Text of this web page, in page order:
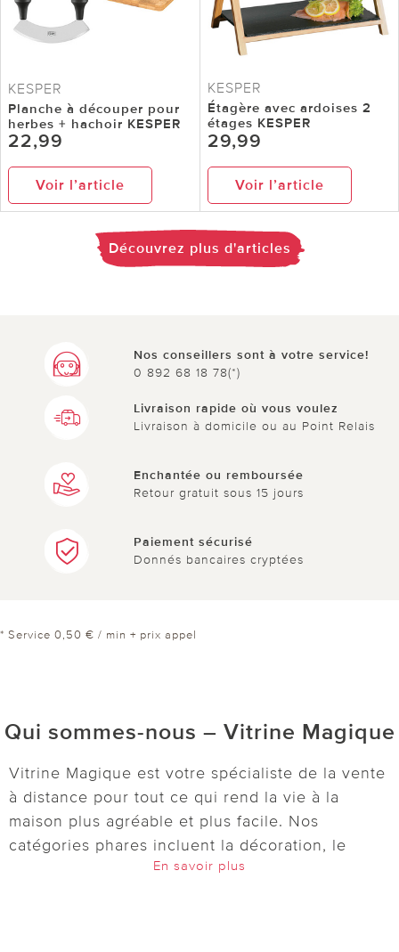
KESPER
Planche à découper pour
herbes + hachoir KESPER
22,99
Voir l’article
KESPER
Étagère avec ardoises 2
étages KESPER
29,99
Voir l’article
Découvrez plus d'articles
Nos conseillers sont à votre service!
0 892 68 18 78(*)
Livraison rapide où vous voulez
Livraison à domicile ou au Point Relais
Enchantée ou remboursée
Retour gratuit sous 15 jours
Paiement sécurisé
Donnés bancaires cryptées
* Service 0,50 € / min + prix appel
Qui sommes-nous – Vitrine Magique
Vitrine Magique est votre spécialiste de la vente
à distance pour tout ce qui rend la vie à la
maison plus agréable et plus facile. Nos
catégories phares incluent la décoration, le
jardin, l’entretien, la cuisine, le bien-être et
En savoir plus